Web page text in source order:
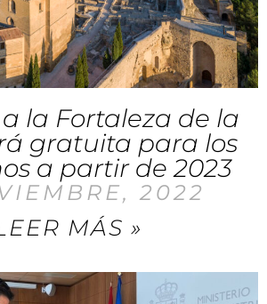
la Fortaleza de la
gratuita para los
a partir de 2023
2022
MÁS »